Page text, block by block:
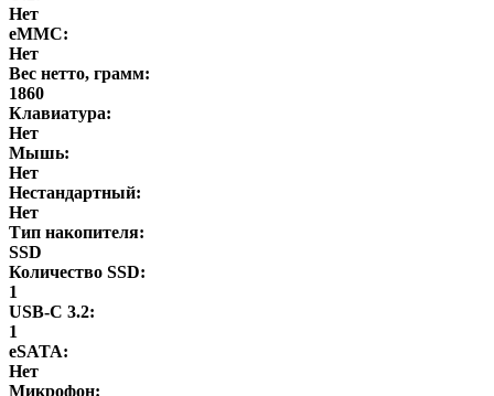
Нет
eMMC:
Нет
Вес нетто, грамм:
1860
Клавиатура:
Нет
Мышь:
Нет
Нестандартный:
Нет
Тип накопителя:
SSD
Количество SSD:
1
USB-C 3.2:
1
eSATA:
Нет
Микрофон: